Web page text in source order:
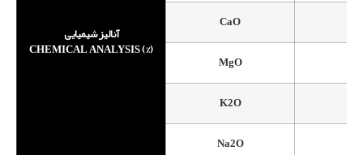
آنالیز شیمیایی
CHEMICAL ANALYSIS (%)
CaO
MgO
K2O
Na2O